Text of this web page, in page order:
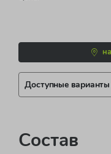
Доступные
Состав